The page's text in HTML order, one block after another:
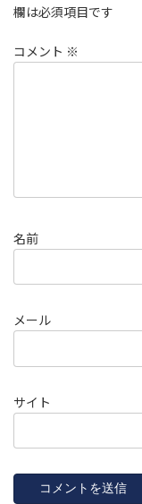
欄は必須項目です
コメント ※
名前
メール
サイト